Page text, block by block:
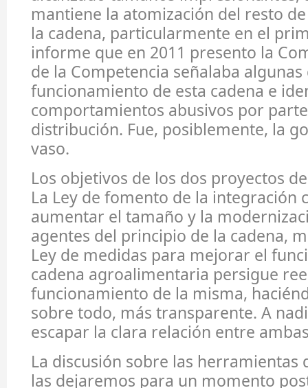
mantiene la atomización del resto
la cadena, particularmente en el
informe que en 2011 presento la
de la Competencia señalaba
funcionamiento de esta cadena e
comportamientos abusivos por
distribución. Fue, posiblemente, la
vaso.
Los objetivos de los dos proyectos
La Ley de fomento de la integración
aumentar el tamaño y la
agentes del principio de la cadena,
Ley de medidas para mejorar el
cadena agroalimentaria persigue
funcionamiento de la misma,
sobre todo, más transparente. A
escapar la clara relación entre
La discusión sobre las herramientas
las dejaremos para un momento